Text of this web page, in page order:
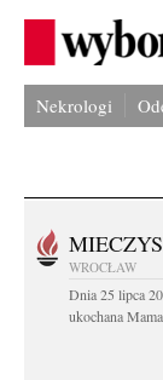
Nekrologi
WROCŁAW
Dnia 25 lipca
ukochana